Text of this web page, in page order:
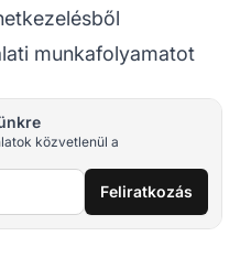
munkafolyamatot
közvetlenül a
Feliratkozás